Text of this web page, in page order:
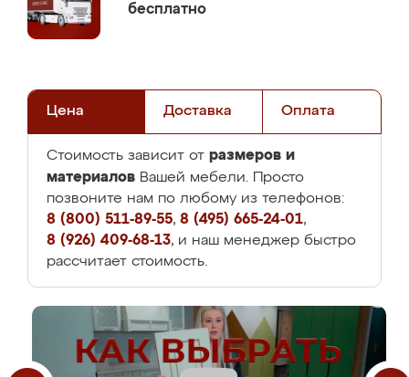
бесплатно
Цена Доставка Оплата
Стоимость зависит от размеров и
материалов Вашей мебели. Просто
позвоните нам по любому из телефонов:
8 (800) 511-89-55, 8 (495) 665-24-01,
8 (926) 409-68-13, и наш менеджер быстро
рассчитает стоимость.